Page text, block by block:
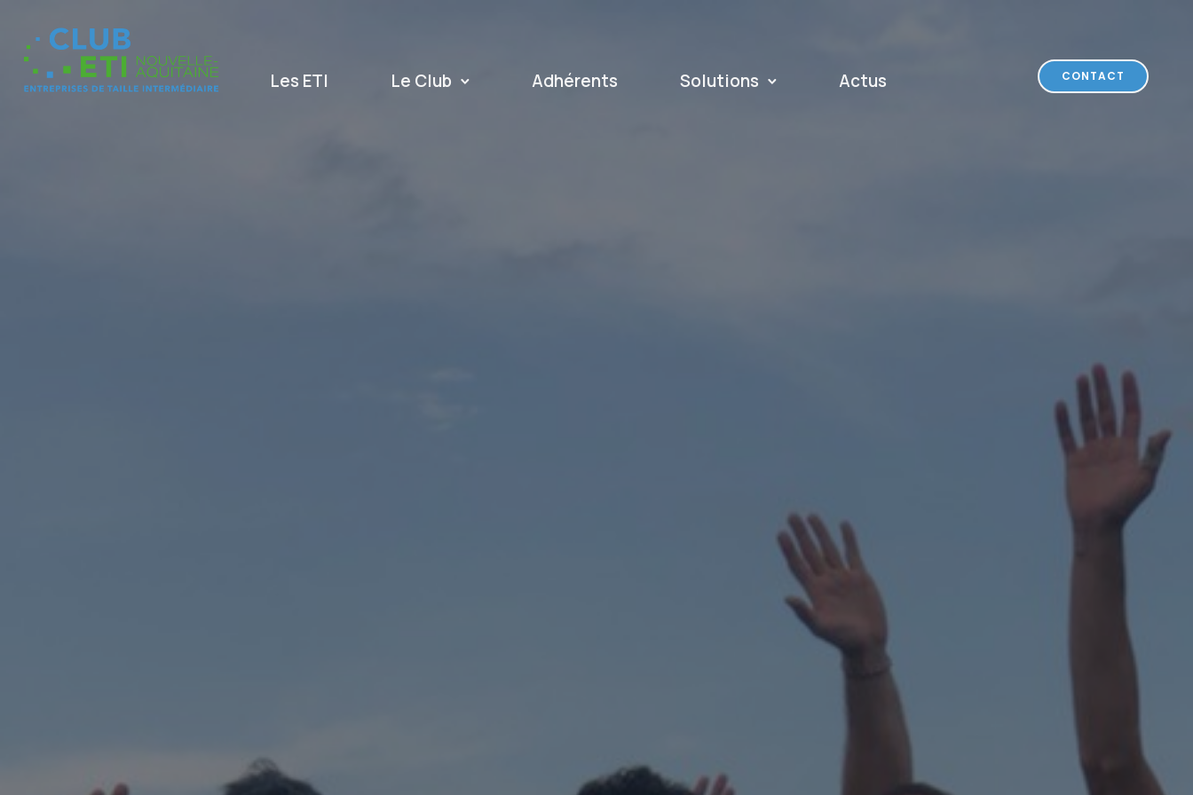
Les ETI Le Club Adhérents Solutions Actus CONTACT